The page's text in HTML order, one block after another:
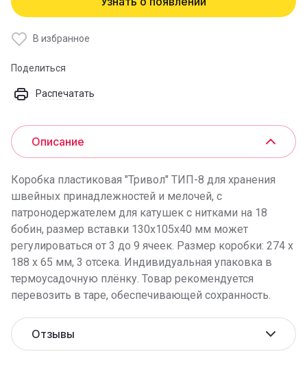
В избранное
Поделиться
Распечатать
Описание
Коробка пластиковая "Тривол" ТИП-8 для хранения
швейных принадлежностей и мелочей, с
патронодержателем для катушек с нитками на 18
бобин, размер вставки 130х105х40 мм может
регулироваться от 3 до 9 ячеек. Размер коробки: 274 х
188 х 65 мм, 3 отсека. Индивидуальная упаковка в
термоусадочную плёнку. Товар рекомендуется
перевозить в таре, обеспечивающей сохранность.
Отзывы